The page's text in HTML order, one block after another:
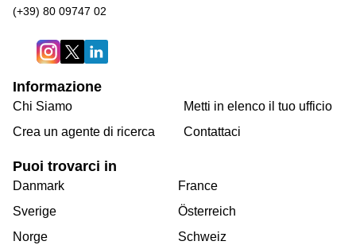
(+39) 80 09747 02
Informazione
Chi Siamo
Crea un agente di ricerca
Metti in elenco il tuo ufficio
Contattaci
Puoi trovarci in
Danmark
Sverige
Norge
France
Österreich
Schweiz